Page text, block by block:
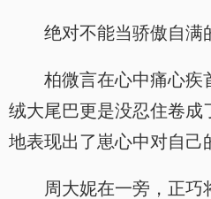
绝对不能当骄傲自满
柏微言在心中痛心疾
绒大尾巴更是没忍住卷成
地表现出了崽心中对自己
周大妮在一旁，正巧